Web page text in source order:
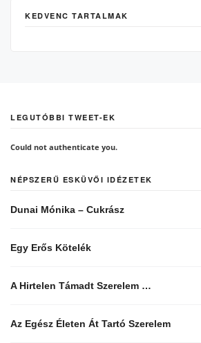
KEDVENC TARTALMAK
LEGUTÓBBI TWEET-EK
Could not authenticate you.
NÉPSZERŰ ESKÜVŐI IDÉZETEK
Dunai Mónika – Cukrász
Egy Erős Kötelék
A Hirtelen Támadt Szerelem …
Az Egész Életen Át Tartó Szerelem